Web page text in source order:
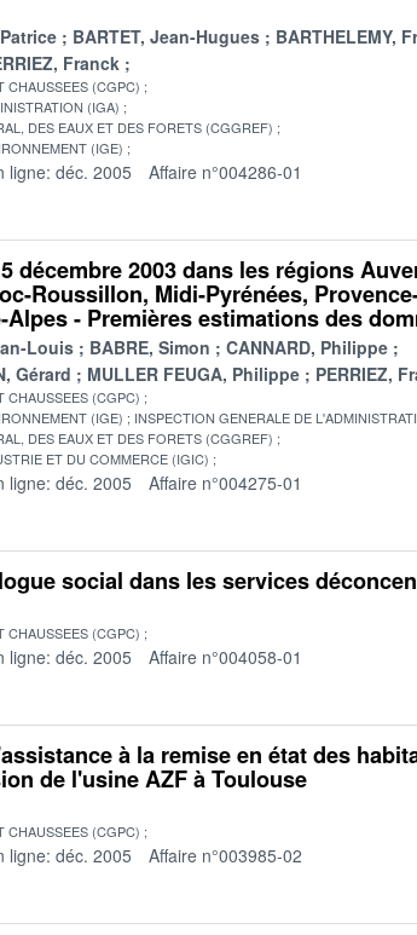
BARTET, Jean-Hugues
BARTHELEMY,
Franck
CHAUSSEES (CGPC)
(IGA)
DES EAUX ET DES FORETS (CGGREF)
(IGE)
ligne: déc. 2005 Affaire n°004286-01
décembre 2003 dans les régions
Roussillon, Midi-Pyrénées,
- Premières estimations des
Louis BABRE, Simon
CANNARD, Philippe
Gérard MULLER FEUGA, Philippe PERRIEZ,
CHAUSSEES (CGPC)
(IGE)
INSPECTION GENERALE DE
DES EAUX ET DES FORETS (CGGREF)
ET DU COMMERCE (IGIC)
ligne: déc. 2005 Affaire n°004275-01
social dans les services
CHAUSSEES (CGPC)
ligne: déc. 2005 Affaire n°004058-01
à la remise en état des
de l'usine AZF à Toulouse
CHAUSSEES (CGPC)
ligne: déc. 2005 Affaire n°003985-02